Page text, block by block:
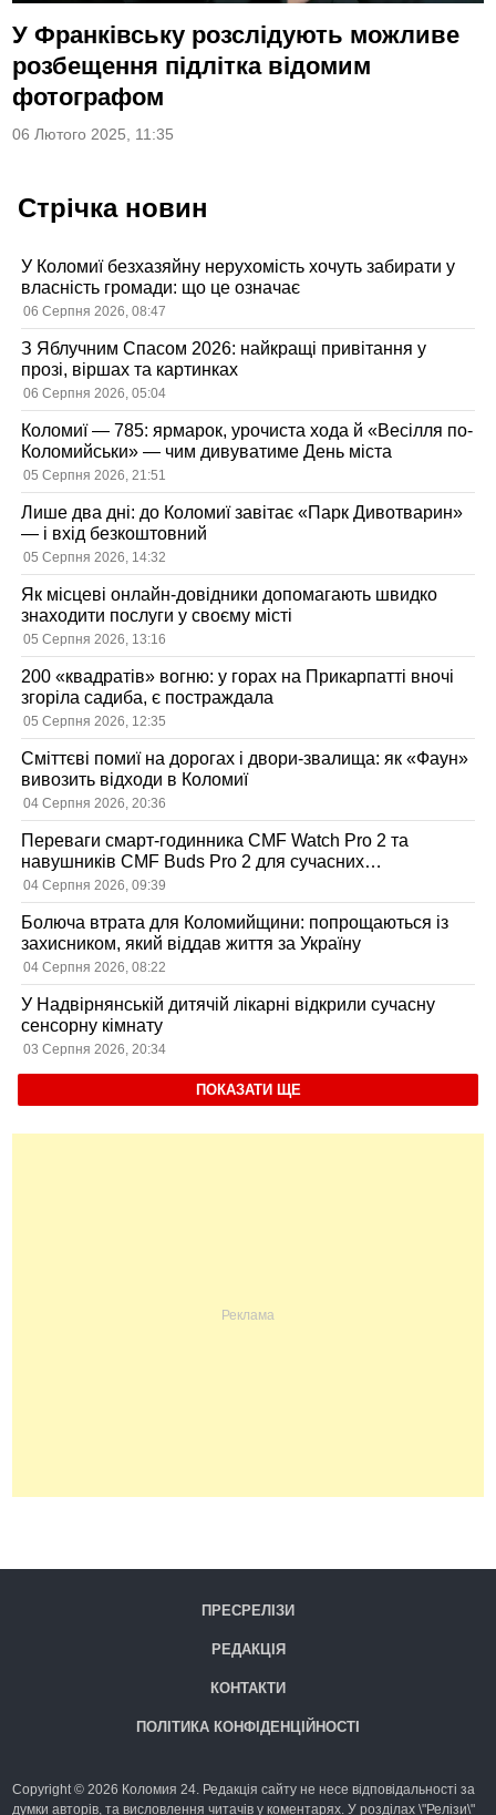
У Франківську розслідують можливе
розбещення підлітка відомим
фотографом
06 Лютого 2025, 11:35
Стрічка новин
У Коломиї безхазяйну нерухомість хочуть забирати у
власність громади: що це означає
06 Серпня 2026, 08:47
З Яблучним Спасом 2026: найкращі привітання у
прозі, віршах та картинках
06 Серпня 2026, 05:04
Коломиї — 785: ярмарок, урочиста хода й «Весілля по-
Коломийськи» — чим дивуватиме День міста
05 Серпня 2026, 21:51
Лише два дні: до Коломиї завітає «Парк Дивотварин»
— і вхід безкоштовний
05 Серпня 2026, 14:32
Як місцеві онлайн-довідники допомагають швидко
знаходити послуги у своєму місті
05 Серпня 2026, 13:16
200 «квадратів» вогню: у горах на Прикарпатті вночі
згоріла садиба, є постраждала
05 Серпня 2026, 12:35
Сміттєві помиї на дорогах і двори-звалища: як «Фаун»
вивозить відходи в Коломиї
04 Серпня 2026, 20:36
Переваги смарт-годинника CMF Watch Pro 2 та
навушників CMF Buds Pro 2 для сучасних
користувачів
04 Серпня 2026, 09:39
Болюча втрата для Коломийщини: попрощаються із
захисником, який віддав життя за Україну
04 Серпня 2026, 08:22
У Надвірнянській дитячій лікарні відкрили сучасну
сенсорну кімнату
03 Серпня 2026, 20:34
ПОКАЗАТИ ЩЕ
ПРЕСРЕЛІЗИ
РЕДАКЦІЯ
КОНТАКТИ
ПОЛІТИКА КОНФІДЕНЦІЙНОСТІ
Copyright © 2026 Коломия 24. Редакція сайту не несе відповідальності за
думки авторів, та висловлення читачів у коментарях. У розділах \"Релізи\"